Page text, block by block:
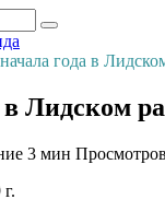
года в
Лидском
3 мин Просмотров